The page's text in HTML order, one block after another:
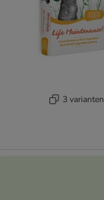
3 varianten